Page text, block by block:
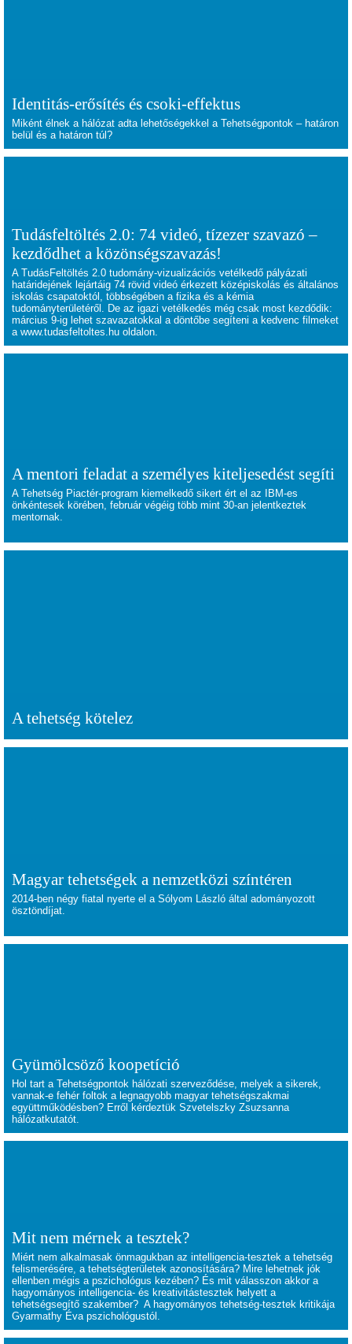
Identitás-erősítés és csoki-effektus
Miként élnek a hálózat adta lehetőségekkel a Tehetségpontok – határon
belül és a határon túl?
Tudásfeltöltés 2.0: 74 videó, tízezer szavazó –
kezdődhet a közönségszavazás!
A TudásFeltöltés 2.0 tudomány-vizualizációs vetélkedő pályázati
határidejének lejártáig 74 rövid videó érkezett középiskolás és általános
iskolás csapatoktól, többségében a fizika és a kémia
tudományterületéről. De az igazi vetélkedés még csak most kezdődik:
március 9-ig lehet szavazatokkal a döntőbe segíteni a kedvenc filmeket
a www.tudasfeltoltes.hu oldalon.
A mentori feladat a személyes kiteljesedést segíti
A Tehetség Piactér-program kiemelkedő sikert ért el az IBM-es
önkéntesek körében, február végéig több mint 30-an jelentkeztek
mentornak.
A tehetség kötelez
Magyar tehetségek a nemzetközi színtéren
2014-ben négy fiatal nyerte el a Sólyom László által adományozott
ösztöndíjat.
Gyümölcsöző koopetíció
Hol tart a Tehetségpontok hálózati szerveződése, melyek a sikerek,
vannak-e fehér foltok a legnagyobb magyar tehetségszakmai
együttműködésben? Erről kérdeztük Szvetelszky Zsuzsanna
hálózatkutatót.
Mit nem mérnek a tesztek?
Miért nem alkalmasak önmagukban az intelligencia-tesztek a tehetség
felismerésére, a tehetségterületek azonosítására? Mire lehetnek jók
ellenben mégis a pszichológus kezében? És mit válasszon akkor a
hagyományos intelligencia- és kreativitástesztek helyett a
tehetségsegítő szakember? A hagyományos tehetség-tesztek kritikája
Gyarmathy Éva pszichológustól.